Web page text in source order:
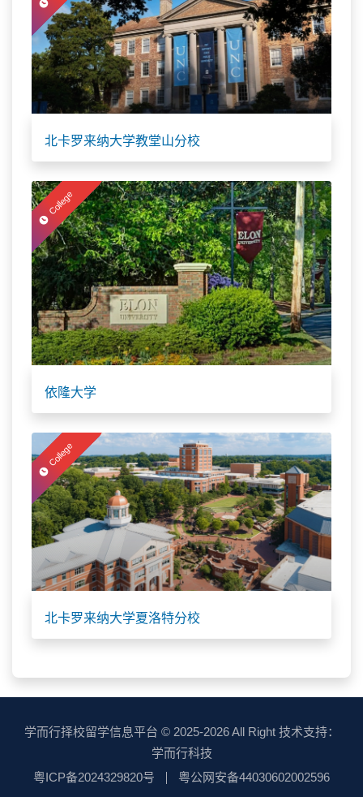
北卡罗来纳大学教堂山分校
College
依隆大学
College
北卡罗来纳大学夏洛特分校
学而行择校留学信息平台 © 2025-2026 All Right 技术支持：
学而行科技
粤ICP备2024329820号
粤公网安备44030602002596